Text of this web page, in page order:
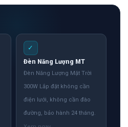
✓
Đèn Năng Lượng MT
Đèn Năng Lượng Mặt Trời
300W Lắp đặt không cần
điện lưới, không cần đào
đường, bảo hành 24 tháng.